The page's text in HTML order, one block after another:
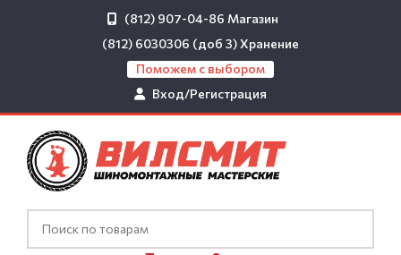
(812) 907-04-86 Магазин
(812) 6030306 (доб 3)Хранение
Поможем с выбором
Вход/Регистрация